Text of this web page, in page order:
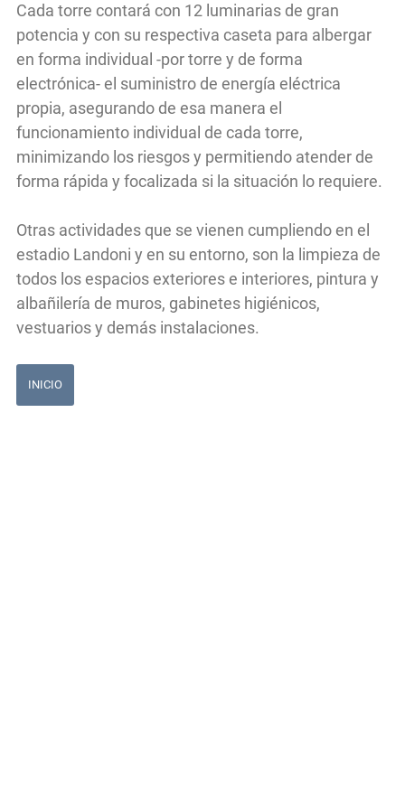
Cada torre contará con 12 luminarias de gran
potencia y con su respectiva caseta para albergar
en forma individual -por torre y de forma
electrónica- el suministro de energía eléctrica
propia, asegurando de esa manera el
funcionamiento individual de cada torre,
minimizando los riesgos y permitiendo atender de
forma rápida y focalizada si la situación lo requiere.
Otras actividades que se vienen cumpliendo en el
estadio Landoni y en su entorno, son la limpieza de
todos los espacios exteriores e interiores, pintura y
albañilería de muros, gabinetes higiénicos,
vestuarios y demás instalaciones.
INICIO